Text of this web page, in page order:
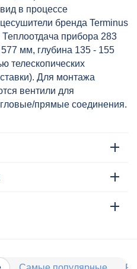
в процессе
бренда Terminus
прибора 283
мм, глубина 135 - 155
телескопических
Для монтажа
вентили для
прямые соединения.